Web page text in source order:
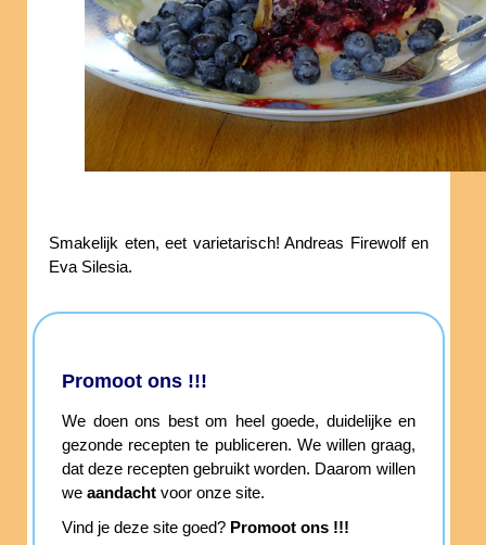
Smakelijk eten, eet varietarisch! Andreas Firewolf en
Eva Silesia.
Promoot ons !!!
We doen ons best om heel goede, duidelijke en
gezonde recepten te publiceren. We willen graag,
dat deze recepten gebruikt worden. Daarom willen
we aandacht voor onze site.
Vind je deze site goed? Promoot ons !!!